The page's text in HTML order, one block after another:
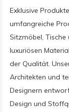
Exklusive
umfangreiche
Sitzmöbel,
luxuriösen
der Qualität.
Architekten und
Designern
Design und